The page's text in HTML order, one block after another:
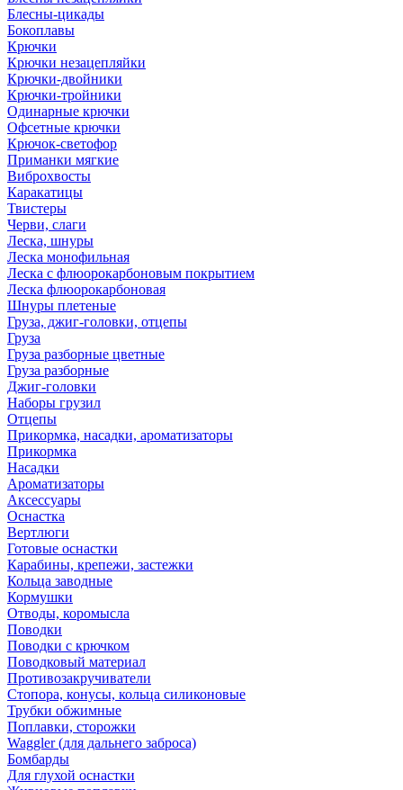
Блесны-цикады
Бокоплавы
Крючки
Крючки незацепляйки
Крючки-двойники
Крючки-тройники
Одинарные крючки
Офсетные крючки
Крючок-светофор
Приманки мягкие
Виброхвосты
Каракатицы
Твистеры
Черви, слаги
Леска, шнуры
Леска монофильная
Леска с флюорокарбоновым покрытием
Леска флюорокарбоновая
Шнуры плетеные
Груза, джиг-головки, отцепы
Груза
Груза разборные цветные
Груза разборные
Джиг-головки
Наборы грузил
Отцепы
Прикормка, насадки, ароматизаторы
Прикормка
Насадки
Ароматизаторы
Аксессуары
Оснастка
Вертлюги
Готовые оснастки
Карабины, крепежи, застежки
Кольца заводные
Кормушки
Отводы, коромысла
Поводки
Поводки с крючком
Поводковый материал
Противозакручиватели
Стопора, конусы, кольца силиконовые
Трубки обжимные
Поплавки, сторожки
Waggler (для дальнего заброса)
Бомбарды
Для глухой оснастки